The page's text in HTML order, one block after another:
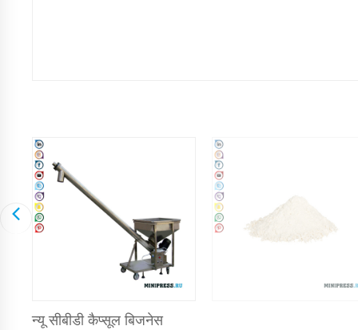
न्यू सीबीडी कैप्सूल बिजनेस